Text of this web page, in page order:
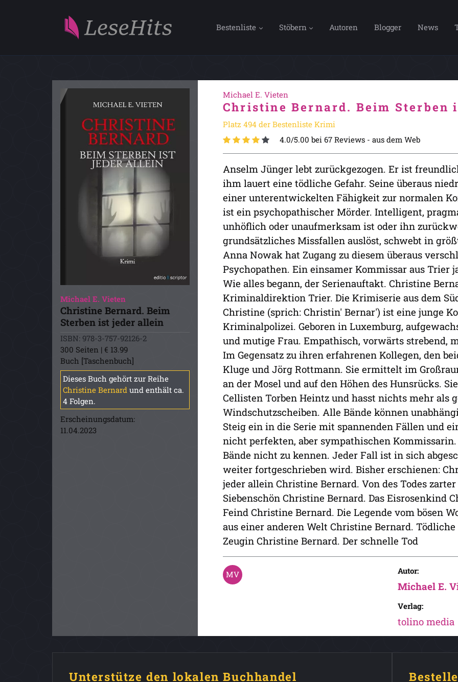
Bestenliste Stöbern Autoren Blogger News
Michael E. Vieten
Christine Bernard. Beim
Sterben ist jeder allein
ISBN: 978-3-757-92126-2
300 Seiten | € 13.99
Buch [Taschenbuch]
Dieses Buch gehört zur Reihe
Christine Bernard und enthält ca.
4 Folgen.
Erscheinungsdatum:
11.04.2023
Michael E. Vieten
Christine Bernard. Beim
Platz 494 der Bestenliste Krimi
4.0/5.00 bei 67 Reviews - aus dem Web
Anselm Jünger lebt zurückgezogen. Er ist
ihm lauert eine tödliche Gefahr. Seine überaus
einer unterentwickelten Fähigkeit zur normalen
ist ein psychopathischer Mörder. Intelligent,
unhöflich oder unaufmerksam ist oder ihn
grundsätzliches Missfallen auslöst, schwebt in
Anna Nowak hat Zugang zu diesem überaus
Psychopathen. Ein einsamer Kommissar aus Trier
Wie alles begann, der Serienauftakt. Christine
Kriminaldirektion Trier. Die Krimiserie aus dem
Christine (sprich: Christin' Bernar') ist eine junge
Kriminalpolizei. Geboren in Luxemburg,
und mutige Frau. Empathisch, vorwärts strebend,
Im Gegensatz zu ihren erfahrenen Kollegen, den
Kluge und Jörg Rottmann. Sie ermittelt im
an der Mosel und auf den Höhen des Hunsrücks.
Cellisten Torben Heintz und hasst nichts mehr als
Windschutzscheiben. Alle Bände können
Steig ein in die Serie mit spannenden Fällen und
nicht perfekten, aber sympathischen
Bände nicht zu kennen. Jeder Fall ist in sich
weiter fortgeschrieben wird. Bisher erschienen:
jeder allein Christine Bernard. Von des Todes
Siebenschön Christine Bernard. Das Eisrosenkind
Feind Christine Bernard. Die Legende vom bösen
aus einer anderen Welt Christine Bernard.
Zeugin Christine Bernard. Der schnelle Tod
Autor:
Michael E.
Verlag:
tolino media
Unterstütze den lokalen Buchhandel